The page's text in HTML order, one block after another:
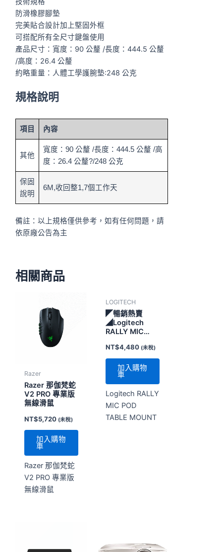
防滑橡膠腳墊
完美貼合設計加上堅固外框
可搭配所有全尺寸鍵盤使用
產品尺寸：寬度：90 公釐 /長度：444.5 公釐
/高度：26.4 公釐
約略重量：人體工學護腕墊:248 公克
規格說明
項目 內容
其他
寬度：90 公釐 /長度：444.5 公釐 /高
度：26.4 公釐?/248 公克
保固
說明
6M,收回整1,7個工作天
備註：以上規格僅供參考，如有任何問題，請
依原廠公告為主
相關商品
Razer
Razer 那伽梵蛇
V2 PRO 專業版
無線滑鼠
NT$5,720 (未稅)
加入購物
車
Razer 那伽梵蛇
V2 PRO 專業版
無線滑鼠
LOGITECH
◤暢銷熱賣
◢Logitech
RALLY MIC
MOUNT
NT$4,480 (未稅)
加入購物
車
Logitech RALLY
MIC POD
TABLE MOUNT